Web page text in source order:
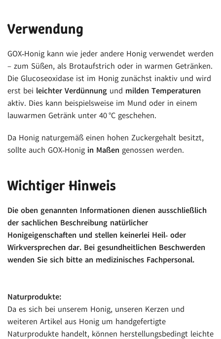
Verwendung
GOX‑Honig kann wie jeder andere Honig verwendet werden
– zum Süßen, als Brotaufstrich oder in warmen Getränken.
Die Glucoseoxidase ist im Honig zunächst inaktiv und wird
erst bei leichter Verdünnung und milden Temperaturen
aktiv. Dies kann beispielsweise im Mund oder in einem
lauwarmen Getränk unter 40 °C geschehen.
Da Honig naturgemäß einen hohen Zuckergehalt besitzt,
sollte auch GOX‑Honig in Maßen genossen werden.
Wichtiger Hinweis
Die oben genannten Informationen dienen ausschließlich
der sachlichen Beschreibung natürlicher
Honigeigenschaften und stellen keinerlei Heil‑ oder
Wirkversprechen dar. Bei gesundheitlichen Beschwerden
wenden Sie sich bitte an medizinisches Fachpersonal.
Naturprodukte:
Da es sich bei unserem Honig, unseren Kerzen und
weiteren Artikel aus Honig um handgefertigte
Naturprodukte handelt, können herstellungsbedingt leichte